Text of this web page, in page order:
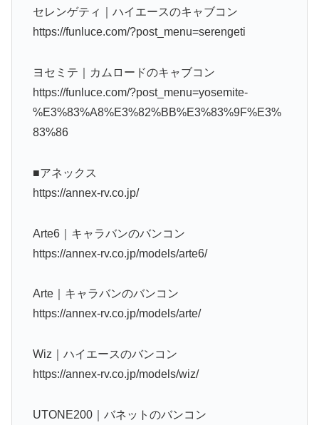
セレンゲティ｜ハイエースのキャブコン
https://funluce.com/?post_menu=serengeti
ヨセミテ｜カムロードのキャブコン
https://funluce.com/?post_menu=yosemite-
%E3%83%A8%E3%82%BB%E3%83%9F%E3%
83%86
■アネックス
https://annex-rv.co.jp/
Arte6｜キャラバンのバンコン
https://annex-rv.co.jp/models/arte6/
Arte｜キャラバンのバンコン
https://annex-rv.co.jp/models/arte/
Wiz｜ハイエースのバンコン
https://annex-rv.co.jp/models/wiz/
UTONE200｜バネットのバンコン